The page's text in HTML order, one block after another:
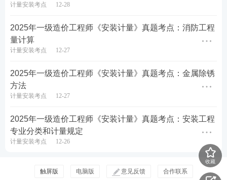
等行业中的压力容器、换热器、塔器、蒸发
等。
钛及钛合
540℃以下使
用；钛具有
气、海水、硝酸和碱溶液等介质中十分稳
定。但在任何浓度的氢氟酸中将迅速溶解。
金
铅在大气、淡水、海水中很稳定，铅对硫
好的耐蚀性。铅不耐硝酸的腐蚀，在盐酸中
也不稳定。
塑料管
乙烯管
新型
的输水管道。与其它塑料管材相比具有
刚性高、耐腐蚀、阻燃性能好、导热性能
计量安装考点 12-28
2025年一级造价工程师《安装计量》真题考点：消防工程
量计算
计量安装考点 12-27
2025年一级造价工程师《安装计量》真题考点：金属除锈
方法
计量安装考点 12-27
2025年一级造价工程师《安装计量》真题考点：安装工程
专业分类和计量规定
计量安装考点 12-26
收藏
触屏版 电脑版 意见反馈 合作联系